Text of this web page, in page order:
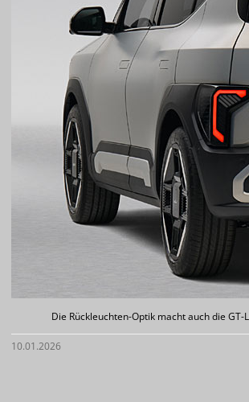
Die Rückleuchten-Optik macht auch die GT-
10.01.2026